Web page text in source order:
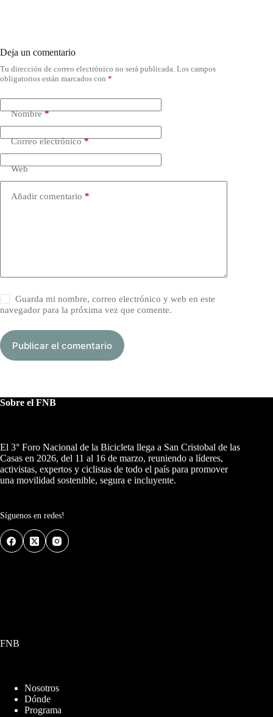
Deja un comentario
Tu dirección de correo electrónico no será publicada. Los campos
obligatorios están marcados con *
Nombre*
Correo electrónico*
Web
Añadir comentario *
Guarda mi nombre, correo electrónico y web en este
navegador para la próxima vez que comente.
Publicar el comentario
Sobre el FNB
El 3° Foro Nacional de la Bicicleta llega a San Cristobal de las
Casas en 2026, del 11 al 16 de marzo, reuniendo a líderes,
activistas, expertos y ciclistas de todo el país para promover
una movilidad sostenible, segura e incluyente.
Síguenos en redes!
FNB
Nosotros
Dónde
Programa